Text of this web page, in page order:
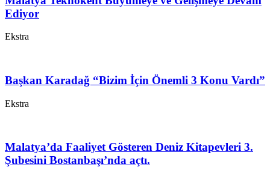
Ediyor
Ekstra
Başkan Karadağ “Bizim İçin Önemli 3 Konu Vardı”
Ekstra
Malatya’da Faaliyet Gösteren Deniz Kitapevleri 3.
Şubesini Bostanbaşı’nda açtı.